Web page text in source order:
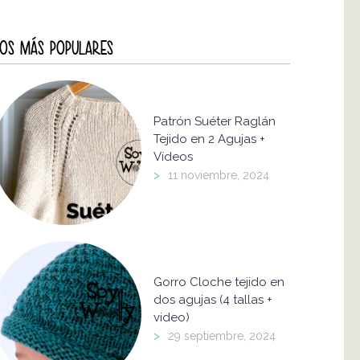
MÁS POPULARES
Patrón Suéter Raglán
Tejido en 2 Agujas +
Vídeos
> 11 noviembre, 2024
Gorro Cloche tejido en
dos agujas (4 tallas +
video)
> 29 septiembre, 2024